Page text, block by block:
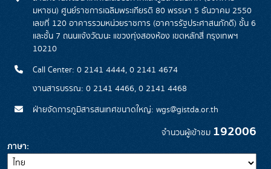
มหาชน) ศูนย์ราชการเฉลิมพระเกียรติ 80 พรรษา 5 ธันวาคม 2550
เลขที่ 120 อาคารรวมหน่วยราชการ (อาคารรัฐประศาสนภักดี) ชั้น 6
และชั้น 7 ถนนแจ้งวัฒนะ แขวงทุ่งสองห้อง เขตหลักสี่ กรุงเทพฯ
10210
Call Center: 0 2141 4444, 0 2141 4674
งานสารบรรณ: 0 2141 4466, 0 2141 4468
ฝ่ายจัดการภูมิสารสนเทศขนาดใหญ่: wgs@gistda.or.th
จำนวนผู้เข้าชม 192006
ภาษา